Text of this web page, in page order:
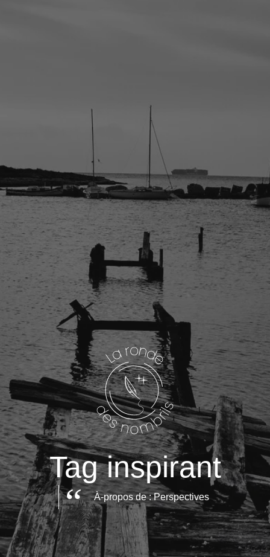
Tag inspirant
À-propos de : Perspectives